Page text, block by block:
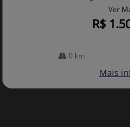
Ver
R$
0 km
Mais